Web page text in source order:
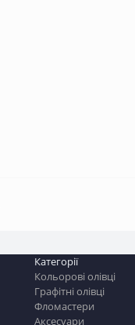
Категорії
Кольорові олівці
Графітні олівці
Фломастери
Аксесуари